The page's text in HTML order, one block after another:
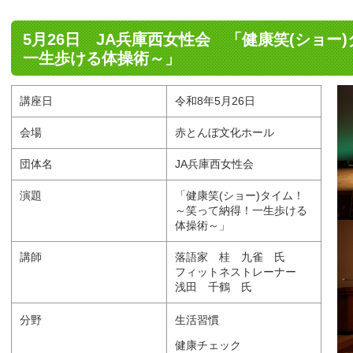
5月26日 JA兵庫西女性会 「健康笑(ショー)
一生歩ける体操術～」
講座日 令和8年5月26日
会場 赤とんぼ文化ホール
団体名 JA兵庫西女性会
演題
「健康笑(ショー)タイム！
～笑って納得！一生歩ける
体操術～」
講師
落語家 桂 九雀 氏
フィットネストレーナー
浅田 千鶴 氏
分野
生活習慣
健康チェック